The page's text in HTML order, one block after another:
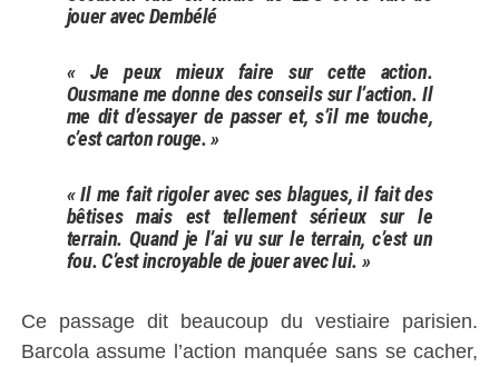
jouer avec Dembélé
« Je peux mieux faire sur cette action.
Ousmane me donne des conseils sur l’action. Il
me dit d’essayer de passer et, s’il me touche,
c’est carton rouge. »
« Il me fait rigoler avec ses blagues, il fait des
bêtises mais est tellement sérieux sur le
terrain. Quand je l’ai vu sur le terrain, c’est un
fou. C’est incroyable de jouer avec lui. »
Ce passage dit beaucoup du vestiaire parisien.
Barcola assume l’action manquée sans se cacher,